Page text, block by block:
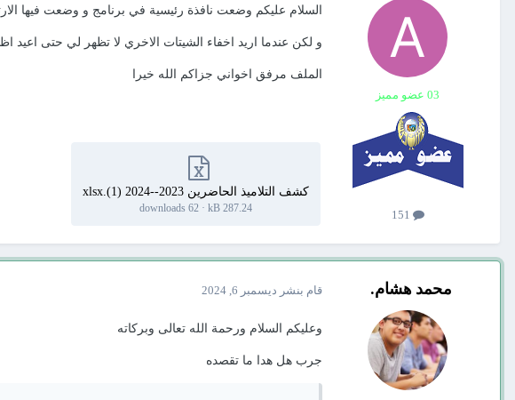
03 عضو مميز
السلام عليكم وضعت نافذة رئيسية في برنامج و وضعت فيها
و لكن عندما اريد اخفاء الشيتات الاخري لا تظهر لي حتى اعيد
الملف مرفق اخواني جزاكم الله خيرا
كشف التلاميذ الحاضرين 2023--2024 (1).xlsx
287.24 kB
·
62 downloads
محمد هشام. قام بنشر ديسمبر 6, 2024
وعليكم السلام ورحمة الله تعالى وبركاته
جرب هل هدا ما تقصده